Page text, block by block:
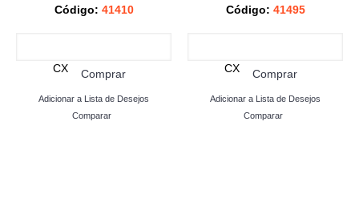
Código: 41410
CX Comprar
Adicionar a Lista de Desejos
Comparar
Código: 41495
CX Comprar
Adicionar a Lista de Desejos
Comparar